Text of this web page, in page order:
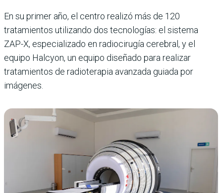
En su primer año, el centro realizó más de 120
tratamientos utilizando dos tecnologías: el sistema
ZAP-X, especializado en radiocirugía cerebral, y el
equipo Halcyon, un equipo diseñado para realizar
tratamientos de radioterapia avanzada guiada por
imágenes.